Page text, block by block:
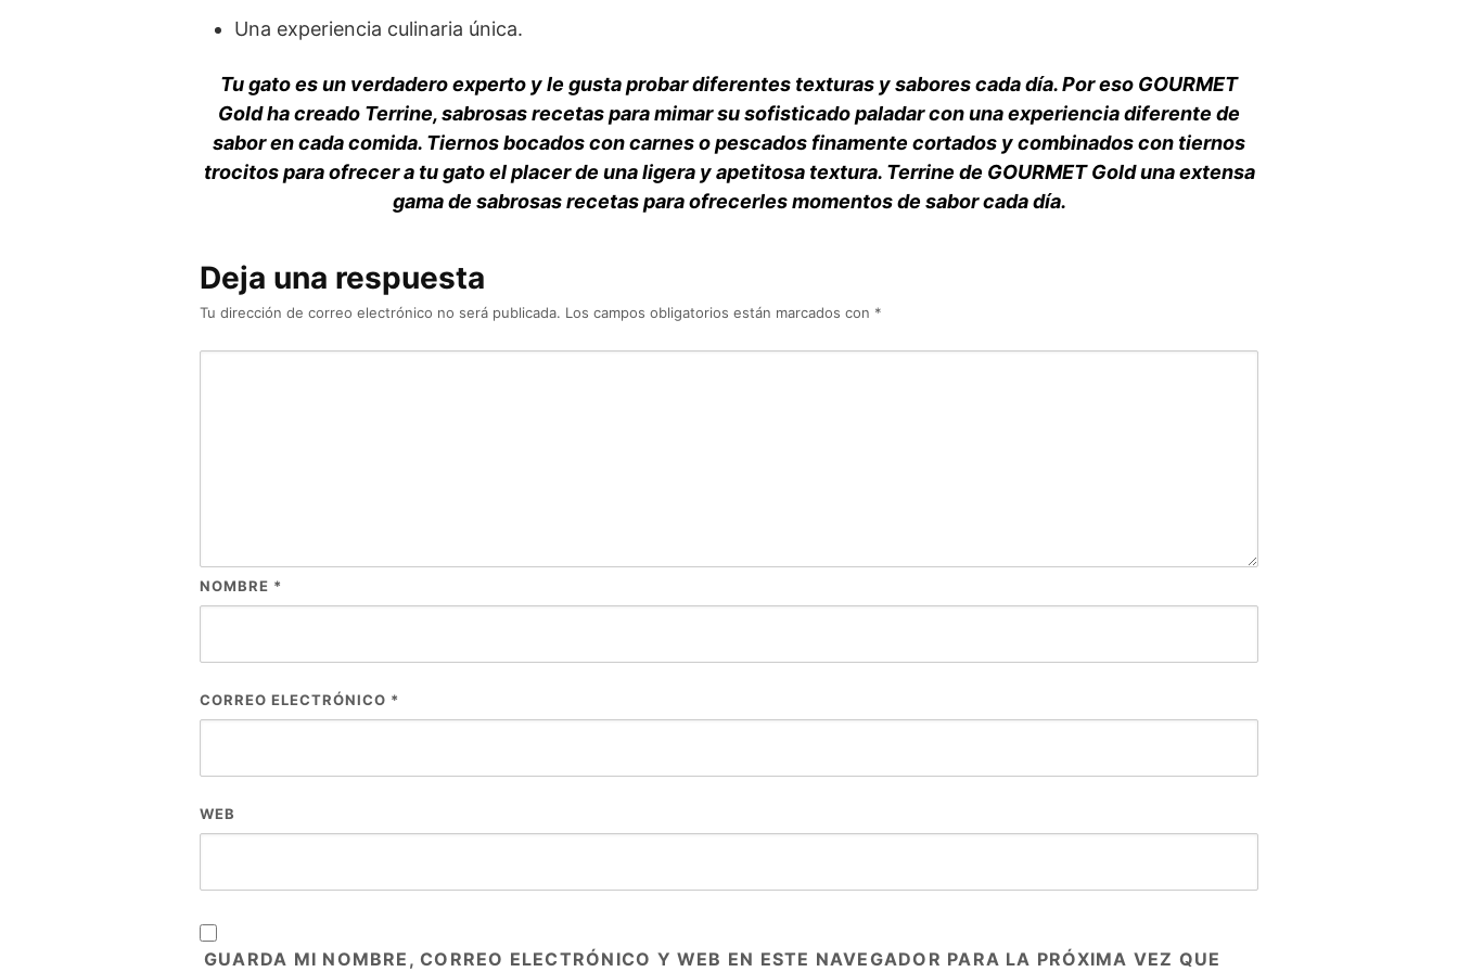
Una experiencia culinaria única.
Tu gato es un verdadero experto y le gusta probar diferentes texturas y sabores cada día. Por eso GOURMET
Gold ha creado Terrine, sabrosas recetas para mimar su sofisticado paladar con una experiencia diferente de
sabor en cada comida. Tiernos bocados con carnes o pescados finamente cortados y combinados con tiernos
trocitos para ofrecer a tu gato el placer de una ligera y apetitosa textura. Terrine de GOURMET Gold una extensa
gama de sabrosas recetas para ofrecerles momentos de sabor cada día.
Deja una respuesta
Tu dirección de correo electrónico no será publicada. Los campos obligatorios están marcados con *
NOMBRE *
CORREO ELECTRÓNICO *
WEB
GUARDA MI NOMBRE, CORREO ELECTRÓNICO Y WEB EN ESTE NAVEGADOR PARA LA PRÓXIMA VEZ QUE